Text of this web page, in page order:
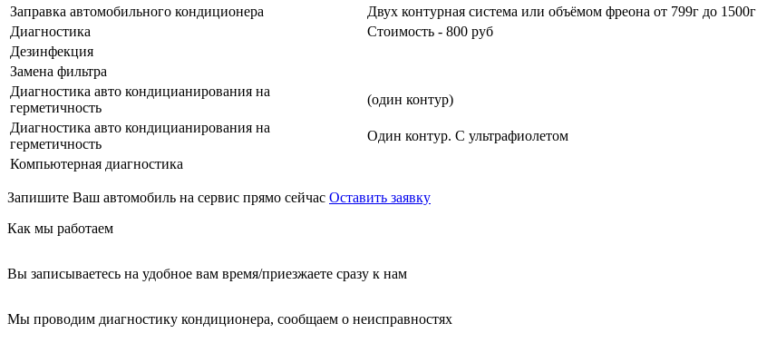
Заправка автомобильного кондиционера
Двух контурная система или объёмом фреона от 799г до 1500г
Диагностика
Стоимость - 800 руб
Дезинфекция
Замена фильтра
Диагностика авто кондицианирования на
герметичность
(один контур)
Диагностика авто кондицианирования на
герметичность
Один контур. С ультрафиолетом
Компьютерная диагностика
Запишите Ваш автомобиль на сервис прямо сейчас Оставить заявку
Как мы работаем
Вы записываетесь на удобное вам время/приезжаете сразу к нам
Мы проводим диагностику кондиционера, сообщаем о неисправностях